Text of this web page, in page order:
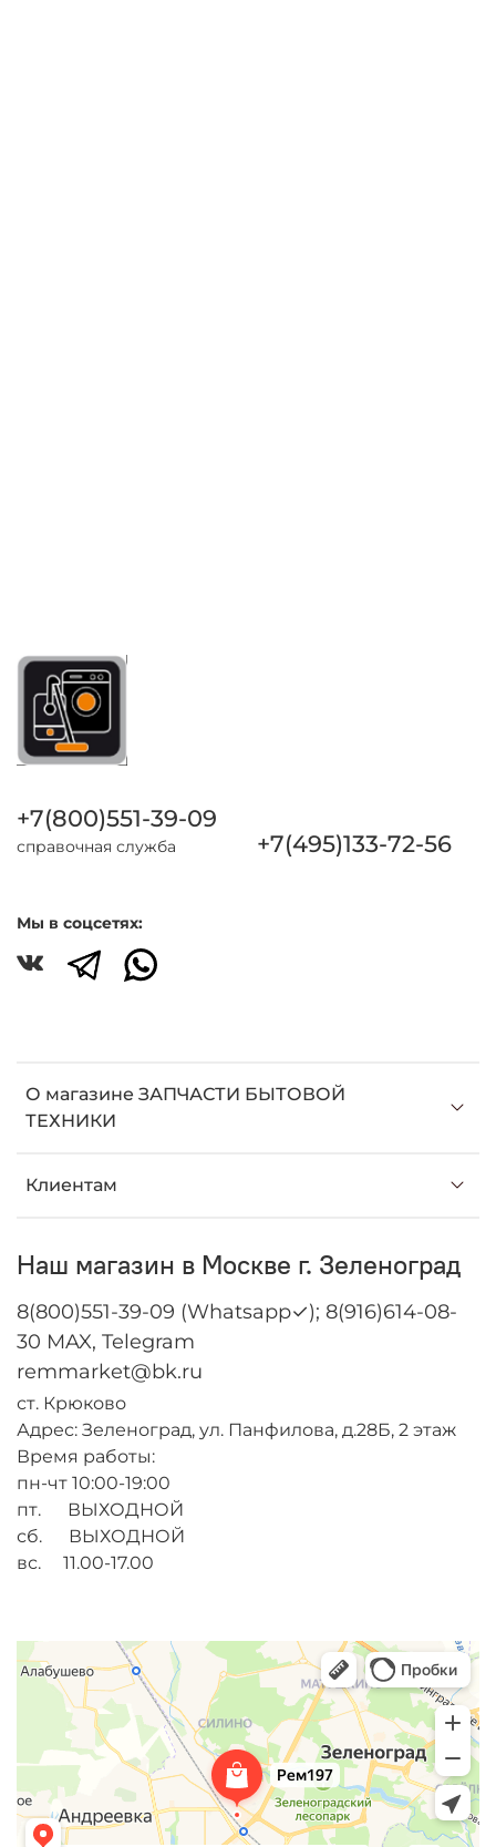
О магазине ЗАПЧАСТИ БЫТОВОЙ
ТЕХНИКИ
Клиентам
+7(800)551-39-09
справочная служба +7(495)133-72-56
Мы в соцсетях:
Наш магазин в Москве г. Зеленоград
8(800)551-39-09 (Whatsapp✓); 8(916)614-08-
30 MAX, Telegram
remmarket@bk.ru
ст. Крюково
Адрес: Зеленоград, ул. Панфилова, д.28Б, 2 этаж
Время работы:
пн-чт 10:00-19:00
пт. ВЫХОДНОЙ
сб. ВЫХОДНОЙ
вс. 11.00-17.00